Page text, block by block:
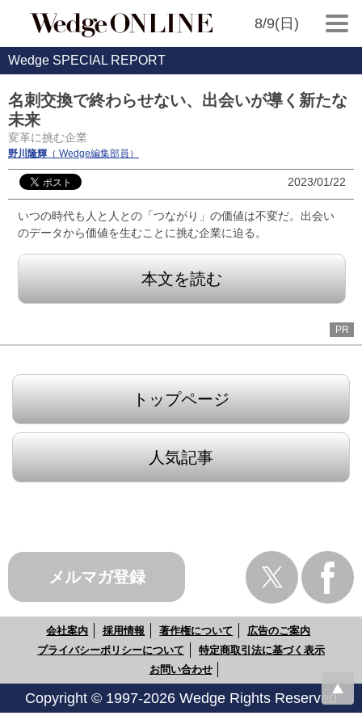
8/9(日)
Wedge SPECIAL REPORT
名刺交換で終わらせない、出会いが導く新たな
未来
変革に挑む企業
野川隆輝 （ Wedge編集部員）
2023/01/22
いつの時代も人と人との「つながり」の価値は不変だ。出会い
のデータから価値を生むことに挑む企業に迫る。
本文を読む
PR
トップページ
人気記事
メルマガ登録
会社案内 採用情報 著作権について
広告のご案内
プライバシーポリシーについて
特定商取引法に基づく表示
お問い合わせ
Copyright © 1997-2026 Wedge Rights Reserved